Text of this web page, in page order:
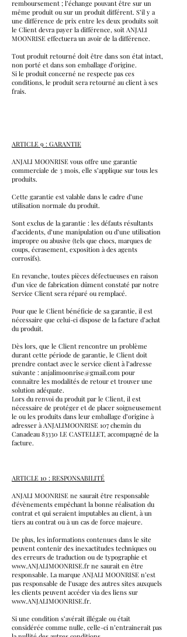
remboursement ; l’échange pouvant être sur un
même produit ou sur un produit différent. S’il y a
une différence de prix entre les deux produits soit
le Client devra payer la différence, soit ANJALI
MOONRISE effectuera un avoir de la différence.
Tout produit retourné doit être dans son état intact,
non porté et dans son emballage d’origine.
Si le produit concerné ne respecte pas ces
conditions, le produit sera retourné au client à ses
frais.
ARTICLE 9 : GARANTIE
ANJALI MOONRISE vous offre une garantie
commerciale de 3 mois, elle s’applique sur tous les
produits.
Cette garantie est valable dans le cadre d’une
utilisation normale du produit.
Sont exclus de la garantie : les défauts résultants
d’accidents, d’une manipulation ou d’une utilisation
impropre ou abusive (tels que chocs, marques de
coups, écrasement, exposition à des agents
corrosifs).
En revanche, toutes pièces défectueuses en raison
d’un vice de fabrication dûment constaté par notre
Service Client sera réparé ou remplacé.
Pour que le Client bénéficie de sa garantie, il est
nécessaire que celui-ci dispose de la facture d’achat
du produit.
Dès lors, que le Client rencontre un problème
durant cette période de garantie, le Client doit
prendre contact avec le service client à l’adresse
suivante : anjalimoonrise@gmail.com ‬ pour
connaître les modalités de retour et trouver une
solution adéquate.
Lors du renvoi du produit par le Client, il est
nécessaire de protéger et de placer soigneusement
le ou les produits dans leur emballage d’origine à
adresser à ANJALIMOONRISE 107 chemin du
Canadeau 83330 LE CASTELLET, accompagné de la
facture.
ARTICLE 10 : RESPONSABILITÉ
ANJALI MOONRISE ne saurait être responsable
d'évènements empêchant la bonne réalisation du
contrat et qui seraient imputables au client, à un
tiers au contrat ou à un cas de force majeure.
De plus, les informations contenues dans le site
peuvent contenir des inexactitudes techniques ou
des erreurs de traduction ou de typographie et
www.ANJALIMOONRISE.fr ne saurait en être
responsable. La marque ANJALI MOONRISE n’est
pas responsable de l’usage des autres sites auxquels
les clients peuvent accéder via des liens sur
www.ANJALIMOONRISE.fr.
Si une condition s’avérait illégale ou était
considérée comme nulle, celle-ci n’entrainerait pas